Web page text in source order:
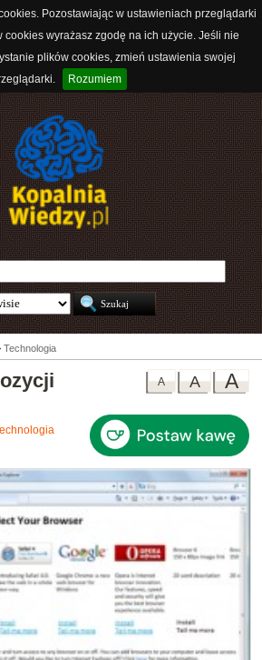
Pozostawiając w ustawieniach przeglądarki
cookies wyrażasz zgodę na ich użycie. Jeśli nie
plików cookies, zmień ustawienia swojej
Rozumiem
Technologia
A
A
A